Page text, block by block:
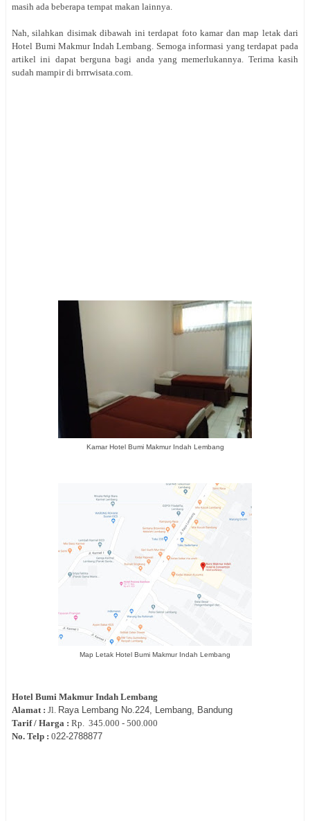
masih ada beberapa tempat makan lainnya.
Nah, silahkan disimak dibawah ini terdapat foto kamar dan map letak dari
Hotel Bumi Makmur Indah Lembang. Semoga informasi yang terdapat pada
artikel ini dapat berguna bagi anda yang memerlukannya. Terima kasih
sudah mampir di brrrwisata.com.
Kamar Hotel Bumi Makmur Indah Lembang
Map Letak Hotel Bumi Makmur Indah Lembang
Hotel Bumi Makmur Indah Lembang
Alamat : Jl. Raya Lembang No.224, Lembang, Bandung
Tarif / Harga : Rp. 345.000 - 500.000
No. Telp : 022-2788877